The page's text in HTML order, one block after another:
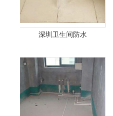
深圳卫生间防水